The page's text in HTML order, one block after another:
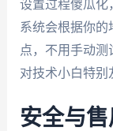
设置过程傻瓜化
系统会根据你
点，不用手动测
对技术小白特别
安全与